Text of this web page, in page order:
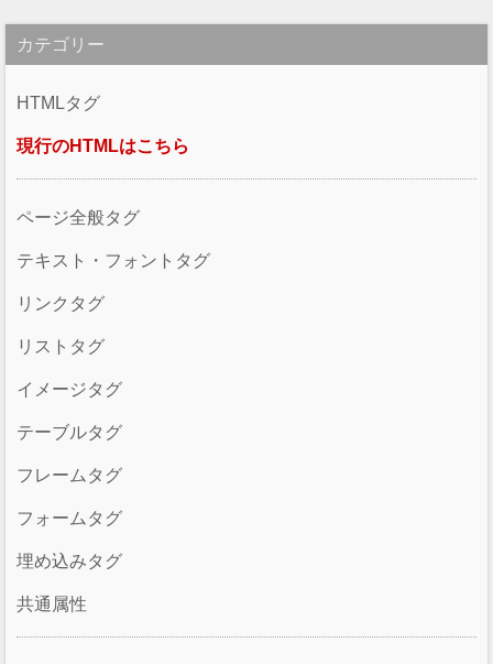
カテゴリー
HTMLタグ
現行のHTMLはこちら
ページ全般タグ
テキスト・フォントタグ
リンクタグ
リストタグ
イメージタグ
テーブルタグ
フレームタグ
フォームタグ
埋め込みタグ
共通属性